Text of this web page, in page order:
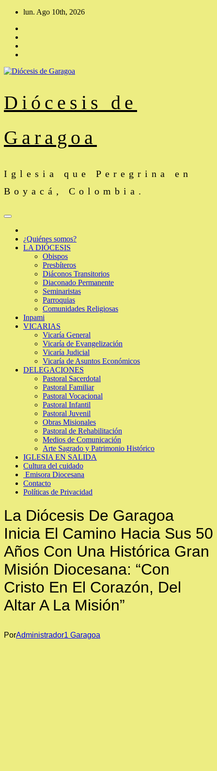
Saltar
contenido
lun. Ago 10th, 2026
Diócesis de
Garagoa
Iglesia que Peregrina en
Boyacá, Colombia.
¿Quiénes somos?
LA DIÓCESIS
Obispos
Presbíteros
Diáconos Transitorios
Diaconado Permanente
Seminaristas
Parroquias
Comunidades Religiosas
Inpami
VICARIAS
Vicaría General
Vicaría de Evangelización
Vicaría Judicial
Vicaría de Asuntos Económicos
DELEGACIONES
Pastoral Sacerdotal
Pastoral Familiar
Pastoral Vocacional
Pastoral Infantil
Pastoral Juvenil
Obras Misionales
Pastoral de Rehabilitación
Medios de Comunicación
Arte Sagrado y Patrimonio Histórico
IGLESIA EN SALIDA
Cultura del cuidado
Emisora Diocesana
Contacto
Políticas de Privacidad
La Diócesis De Garagoa
Inicia El Camino Hacia Sus 50
Años Con Una Histórica Gran
Misión Diocesana: “Con
Cristo En El Corazón, Del
Altar A La Misión”
PorAdministrador1 Garagoa